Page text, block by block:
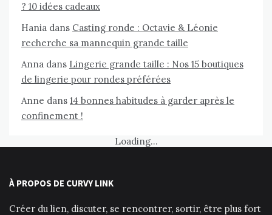
? 10 idées cadeaux
Hania dans Casting ronde : Octavie & Léonie
recherche sa mannequin grande taille
Anna dans Lingerie grande taille : Nos 15 boutiques
de lingerie pour rondes préférées
Anne dans 14 bonnes habitudes à garder après le
confinement !
Loading...
À PROPOS DE CURVY LINK
Créer du lien, discuter, se rencontrer, sortir, être plus fort